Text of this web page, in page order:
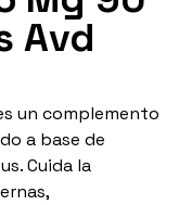
Avd
un complemento
a base de
Cuida la